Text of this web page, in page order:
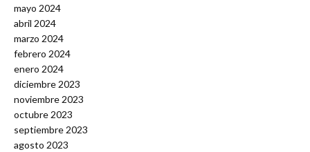
mayo 2024
abril 2024
marzo 2024
febrero 2024
enero 2024
diciembre 2023
noviembre 2023
octubre 2023
septiembre 2023
agosto 2023